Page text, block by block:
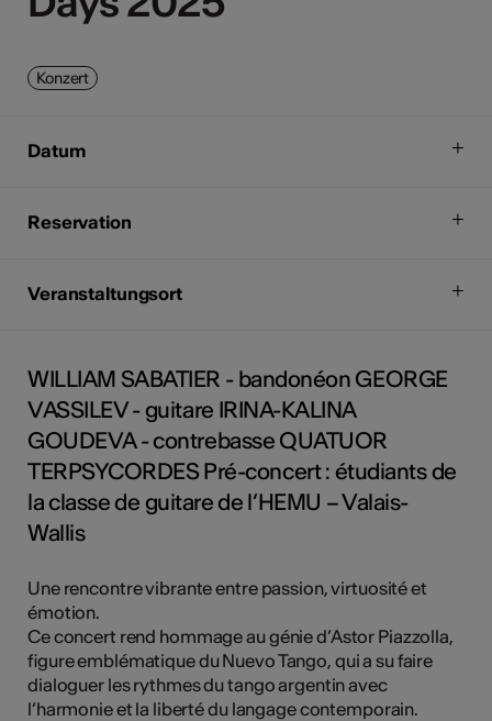
Konzert
Datum
Reservation
Veranstaltungsort
WILLIAM SABATIER - bandonéon GEORGE
VASSILEV - guitare IRINA-KALINA
GOUDEVA - contrebasse QUATUOR
TERPSYCORDES Pré-concert : étudiants de
la classe de guitare de l’HEMU – Valais-
Wallis
Une rencontre vibrante entre passion, virtuosité et
émotion.
Ce concert rend hommage au génie d’Astor Piazzolla,
figure emblématique du Nuevo Tango, qui a su faire
dialoguer les rythmes du tango argentin avec
l’harmonie et la liberté du langage contemporain.